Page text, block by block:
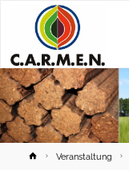
HomeVeranstaltung